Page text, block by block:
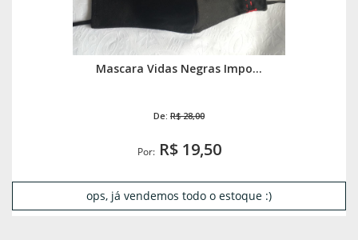
Mascara Vidas Negras Impo...
De: R$ 28,00
Por:R$ 19,50
ops, já vendemos todo o estoque :)